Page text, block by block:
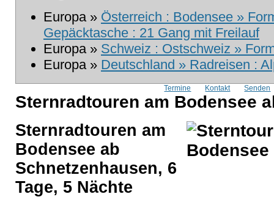
Europa » Österreich : Bodensee »
Gepäcktasche : 21 Gang mit Freilauf
Europa » Schweiz : Ostschweiz »
Europa » Deutschland » Radreisen :
Termine Kontakt Senden
Sternradtouren am Bodensee
Sternradtouren am
Bodensee ab
Schnetzenhausen, 6
Tage, 5 Nächte